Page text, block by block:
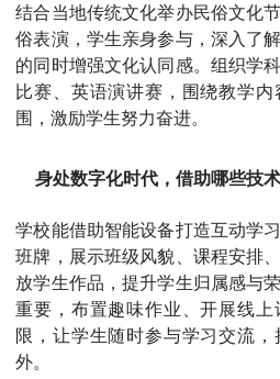
结合当地传统文化举办民俗文化
俗表演，学生亲身参与，深入了
的同时增强文化认同感。组织学
比赛、英语演讲赛，围绕教学
围，激励学生努力奋进。
身处数字化时代，借助哪些技
学校能借助智能设备打造互动学
班牌，展示班级风貌、课程安排
放学生作品，提升学生归属感与
重要，布置趣味作业、开展线
限，让学生随时参与学习交流
外。